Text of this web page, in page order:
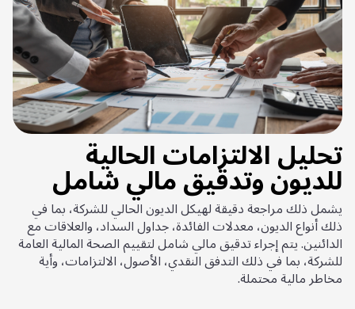
تحليل الالتزامات الحالية
للديون وتدقيق مالي شامل
يشمل ذلك مراجعة دقيقة لهيكل الديون الحالي للشركة، بما في
ذلك أنواع الديون، معدلات الفائدة، جداول السداد، والعلاقات مع
الدائنين. يتم إجراء تدقيق مالي شامل لتقييم الصحة المالية العامة
للشركة، بما في ذلك التدفق النقدي، الأصول، الالتزامات، وأية
مخاطر مالية محتملة.